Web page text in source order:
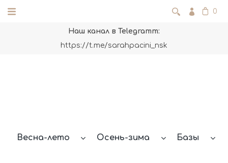
0
Наш канал в Telegramm:
https://t.me/sarahpacini_nsk
Весна-лето Осень-зима Базы